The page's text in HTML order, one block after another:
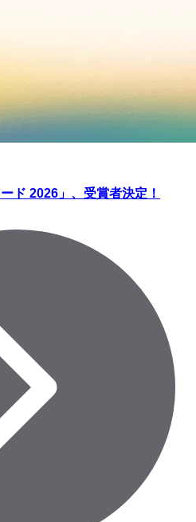
ド 2026」、受賞者決定！